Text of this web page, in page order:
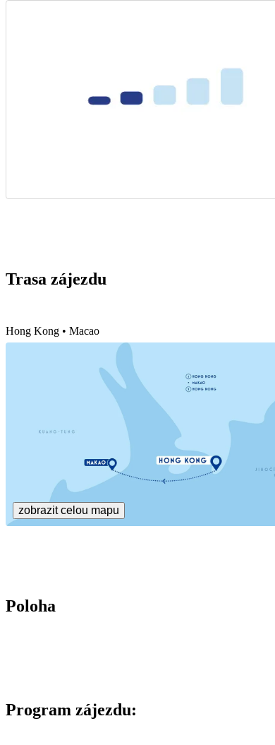
Trasa zájezdu
Hong Kong • Macao
zobrazit celou mapu
Poloha
Program zájezdu: